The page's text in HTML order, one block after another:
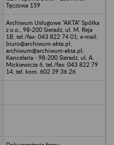
Tęczowa 159
Archiwum Usługowe "AKTA" Spółka
z o.o., 98-200 Sieradz, ul. M. Reja
1B, tel./fax: 043 822 74 01; e-mail:
biuro@archiwum-akta.pl;
archiwum@archiwum-akta.pl;
Kancelaria - 98-200 Sieradz, ul. A.
Mickiewicza 6, tel./fax: 043 822 79
14; tel. kom. 602 39 36 26